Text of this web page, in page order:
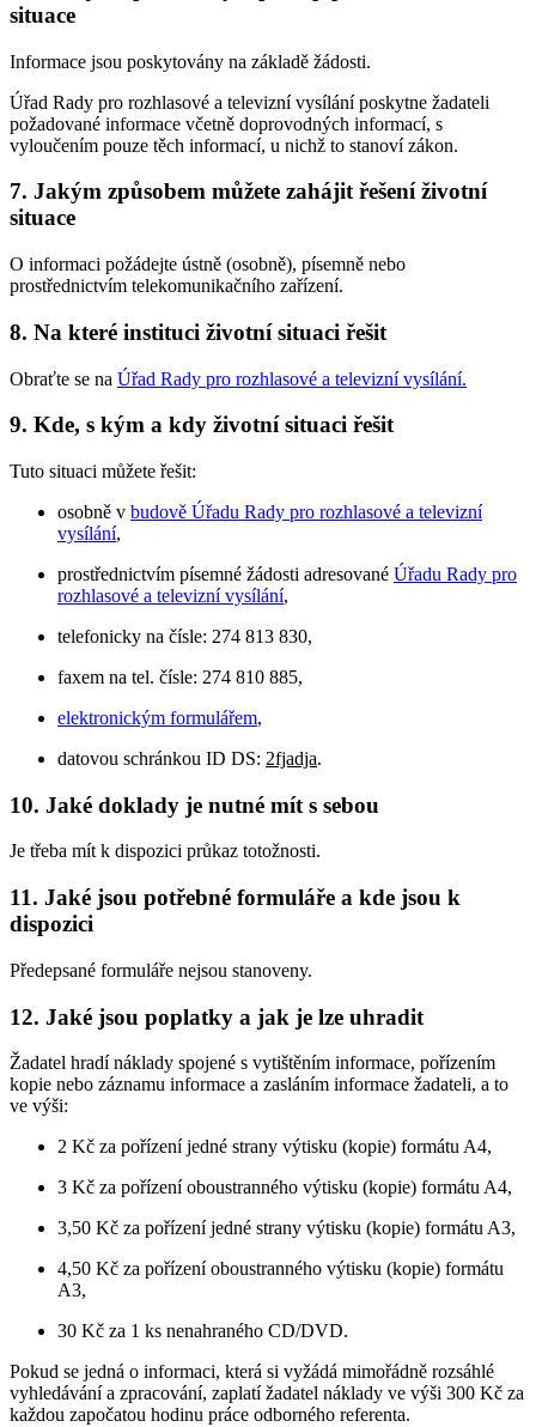
situace
Informace jsou poskytovány na základě žádosti.
Úřad Rady pro rozhlasové a televizní vysílání poskytne žadateli
požadované informace včetně doprovodných informací, s
vyloučením pouze těch informací, u nichž to stanoví zákon.
7. Jakým způsobem můžete zahájit řešení životní
situace
O informaci požádejte ústně (osobně), písemně nebo
prostřednictvím telekomunikačního zařízení.
8. Na které instituci životní situaci řešit
Obraťte se na Úřad Rady pro rozhlasové a televizní vysílání.
9. Kde, s kým a kdy životní situaci řešit
Tuto situaci můžete řešit:
osobně v budově Úřadu Rady pro rozhlasové a televizní
vysílání,
prostřednictvím písemné žádosti adresované Úřadu Rady pro
rozhlasové a televizní vysílání,
telefonicky na čísle: 274 813 830,
faxem na tel. čísle: 274 810 885,
elektronickým formulářem,
datovou schránkou ID DS: 2fjadja.
10. Jaké doklady je nutné mít s sebou
Je třeba mít k dispozici průkaz totožnosti.
11. Jaké jsou potřebné formuláře a kde jsou k
dispozici
Předepsané formuláře nejsou stanoveny.
12. Jaké jsou poplatky a jak je lze uhradit
Žadatel hradí náklady spojené s vytištěním informace, pořízením
kopie nebo záznamu informace a zasláním informace žadateli, a to
ve výši:
2 Kč za pořízení jedné strany výtisku (kopie) formátu A4,
3 Kč za pořízení oboustranného výtisku (kopie) formátu A4,
3,50 Kč za pořízení jedné strany výtisku (kopie) formátu A3,
4,50 Kč za pořízení oboustranného výtisku (kopie) formátu
A3,
30 Kč za 1 ks nenahraného CD/DVD.
Pokud se jedná o informaci, která si vyžádá mimořádně rozsáhlé
vyhledávání a zpracování, zaplatí žadatel náklady ve výši 300 Kč za
každou započatou hodinu práce odborného referenta.